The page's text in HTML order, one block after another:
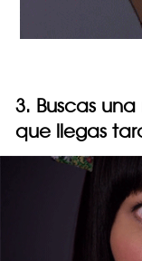
3. Buscas
que llegas